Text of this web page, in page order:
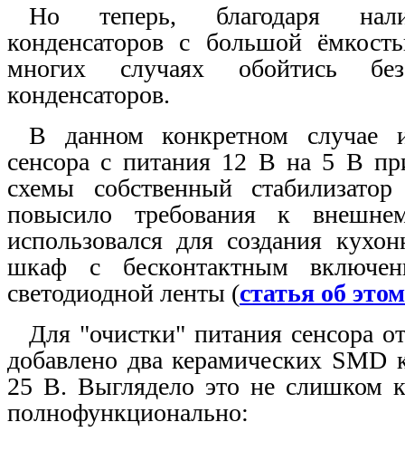
Но теперь, благодаря
конденсаторов с большой
многих случаях обойтись без
конденсаторов.
В данном конкретном случае
сенсора с питания 12 В на 5 В
схемы собственный
повысило требования к
использовался для создания
шкаф с бесконтактным
светодиодной ленты (статья об этом
Для "очистки" питания сенсора
добавлено два керамических SMD
25 В. Выглядело это не слишком
полнофункционально: